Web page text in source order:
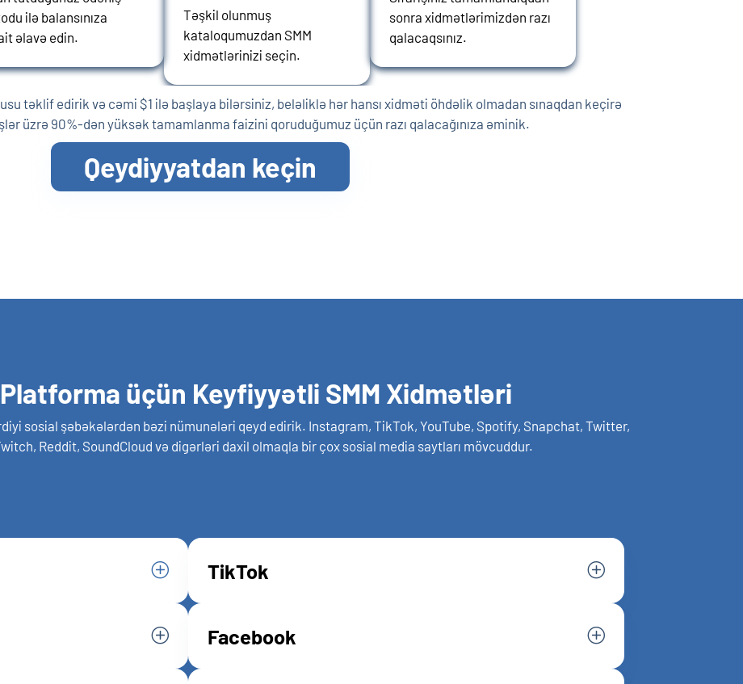
ilə balansınıza
əlavə edin.
Təşkil olunmuş
kataloqumuzdan SMM
xidmətlərinizi seçin.
sonra xidmətlərimizdən razı
qalacaqsınız.
təklif edirik və cəmi $1 ilə başlaya bilərsiniz, beləliklə hər hansı xidməti öhdəlik olmadan sınaqdan keçirə
üzrə 90%-dən yüksək tamamlanma faizini qoruduğumuz üçün razı qalacağınıza əminik.
Qeydiyyatdan keçin
üçün Keyfiyyətli SMM Xidmətləri
sosial şəbəkələrdən bəzi nümunələri qeyd edirik. Instagram, TikTok, YouTube, Spotify, Snapchat, Twitter,
Reddit, SoundCloud və digərləri daxil olmaqla bir çox sosial media saytları mövcuddur.
TikTok
Facebook